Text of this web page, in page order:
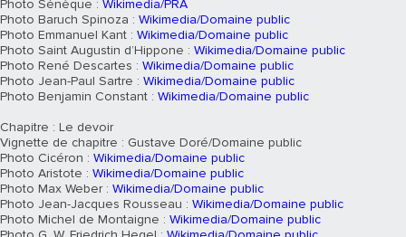
Photo Sénèque : Wikimedia/PRA
Photo Baruch Spinoza : Wikimedia/Domaine public
Photo Emmanuel Kant : Wikimedia/Domaine public
Photo Saint Augustin d’Hippone : Wikimedia/Domaine public
Photo René Descartes : Wikimedia/Domaine public
Photo Jean-Paul Sartre : Wikimedia/Domaine public
Photo Benjamin Constant : Wikimedia/Domaine public
Chapitre : Le devoir
Vignette de chapitre : Gustave Doré/Domaine public
Photo Cicéron : Wikimedia/Domaine public
Photo Aristote : Wikimedia/Domaine public
Photo Max Weber : Wikimedia/Domaine public
Photo Jean-Jacques Rousseau : Wikimedia/Domaine public
Photo Michel de Montaigne : Wikimedia/Domaine public